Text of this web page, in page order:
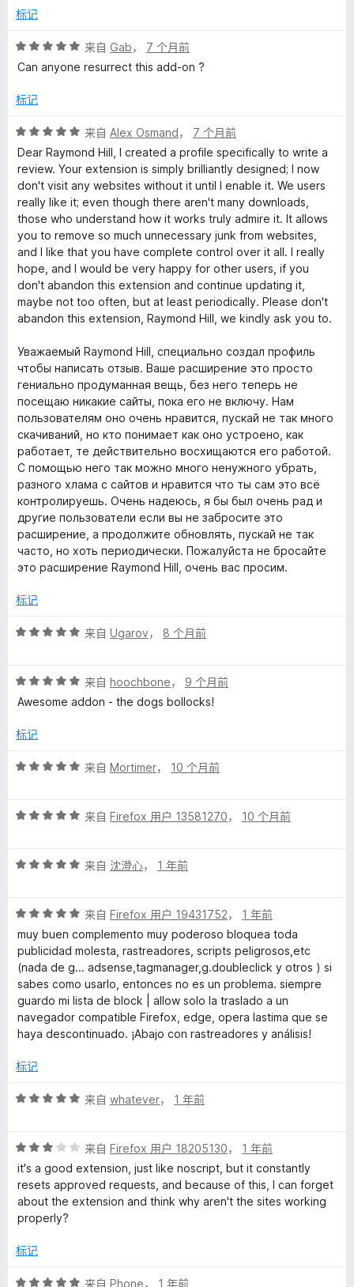
5
标记
评
分
/
来自 Gab， 7 个月前
Can anyone resurrect this add-on ?
标记
评
分
5
/
5
来自 Alex Osmand， 7 个月前
Dear Raymond Hill, I created a profile specifically to write a
review. Your extension is simply brilliantly designed; I now
don't visit any websites without it until I enable it. We users
really like it; even though there aren't many downloads,
those who understand how it works truly admire it. It allows
you to remove so much unnecessary junk from websites,
and I like that you have complete control over it all. I really
hope, and I would be very happy for other users, if you
don't abandon this extension and continue updating it,
maybe not too often, but at least periodically. Please don't
abandon this extension, Raymond Hill, we kindly ask you to.
Уважаемый Raymond Hill, специально создал профиль
чтобы написать отзыв. Ваше расширение это просто
гениально продуманная вещь, без него теперь не
посещаю никакие сайты, пока его не включу. Нам
пользователям оно очень нравится, пускай не так много
скачиваний, но кто понимает как оно устроено, как
работает, те действительно восхищаются его работой.
С помощью него так можно много ненужного убрать,
разного хлама с сайтов и нравится что ты сам это всё
контролируешь. Очень надеюсь, я бы был очень рад и
другие пользователи если вы не забросите это
расширение, а продолжите обновлять, пускай не так
часто, но хоть периодически. Пожалуйста не бросайте
это расширение Raymond Hill, очень вас просим.
标记
评
/
5
来自 Ugarov， 8 个月前
评
分
/
来自 hoochbone， 9 个月前
Awesome addon - the dogs bollocks!
标记
评
/
来自 Mortimer， 10 个月前
评
/
来自 Firefox 用户 13581270， 10 个月前
评
/
5
来自 沈澄心， 1 年前
评
分
5
5
来自 Firefox 用户 19431752， 1 年前
muy buen complemento muy poderoso bloquea toda
publicidad molesta, rastreadores, scripts peligrosos,etc
(nada de g... adsense,tagmanager,g.doubleclick y otros ) si
sabes como usarlo, entonces no es un problema. siempre
guardo mi lista de block | allow solo la traslado a un
navegador compatible Firefox, edge, opera lastima que se
haya descontinuado. ¡Abajo con rastreadores y análisis!
标记
评
/
5
来自 whatever， 1 年前
评
分
3
/
5
来自 Firefox 用户 18205130， 1 年前
it's a good extension, just like noscript, but it constantly
resets approved requests, and because of this, I can forget
about the extension and think why aren't the sites working
properly?
标记
评 来自 Phone， 1 年前